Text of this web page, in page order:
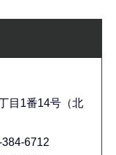
目1番14号（北
6712